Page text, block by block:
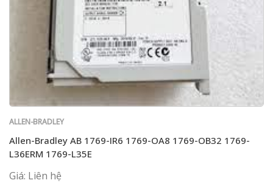
ALLEN-BRADLEY
Allen-Bradley AB 1769-IR6 1769-OA8 1769-OB32 1769-
L36ERM 1769-L35E
Giá: Liên hệ